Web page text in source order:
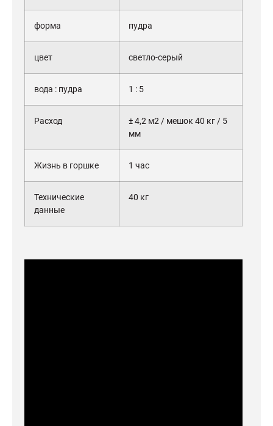
форма пудра
цвет светло-серый
вода : пудра 1 : 5
Расход
± 4,2 м2 / мешок 40 кг / 5
мм
Жизнь в горшке 1 час
Технические
данные
40 кг